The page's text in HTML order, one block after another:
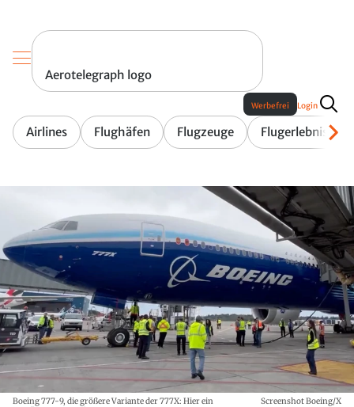
Aerotelegraph logo
Airlines Flughäfen Flugzeuge Flugerlebnis
Werbefrei Login
Boeing 777-9, die größere Variante der 777X: Hier ein
Screenshot Boeing/X